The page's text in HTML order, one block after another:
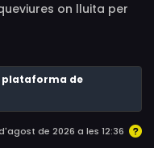
on lluita per
responsable.
plataforma de
de 2026 a les 12:36